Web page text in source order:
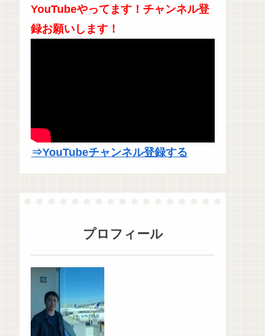
YouTubeやってます！チャンネル登
録お願いします！
⇒YouTubeチャンネル登録する
プロフィール